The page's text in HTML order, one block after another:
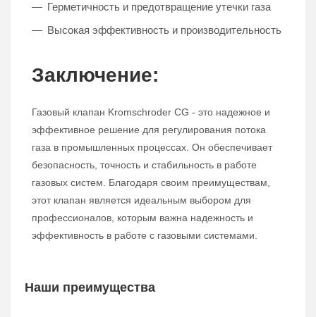
Герметичность и предотвращение утечки газа
Высокая эффективность и производительность
Заключение:
Газовый клапан Kromschroder CG - это надежное и
эффективное решение для регулирования потока
газа в промышленных процессах. Он обеспечивает
безопасность, точность и стабильность в работе
газовых систем. Благодаря своим преимуществам,
этот клапан является идеальным выбором для
профессионалов, которым важна надежность и
эффективность в работе с газовыми системами.
Наши преимущества